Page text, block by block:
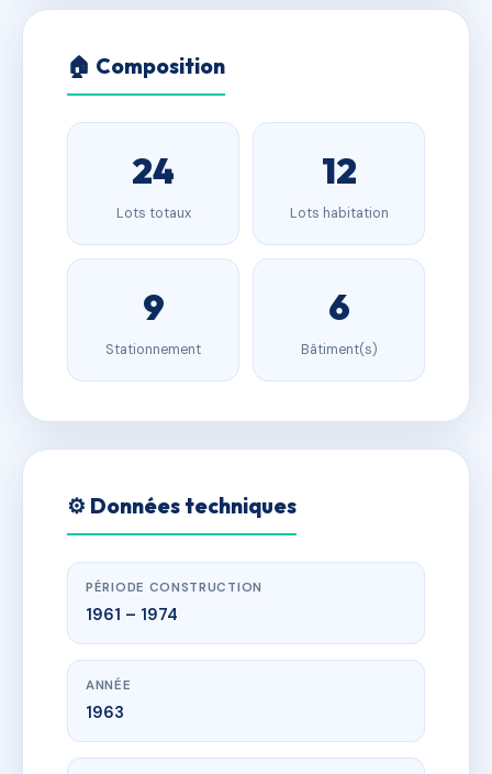
🏠 Composition
24
Lots totaux
12
Lots habitation
9
Stationnement
6
Bâtiment(s)
⚙️ Données techniques
PÉRIODE CONSTRUCTION
1961 – 1974
ANNÉE
1963